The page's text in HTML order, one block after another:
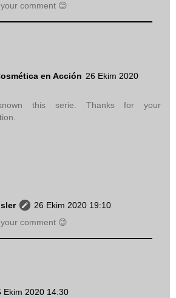
comment 😊
en Acción 26 Ekim 2020
this serie. Thanks for your
26 Ekim 2020 19:10
comment 😊
Ekim 2020 14:30